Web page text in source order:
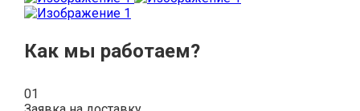
Как мы работаем?
01